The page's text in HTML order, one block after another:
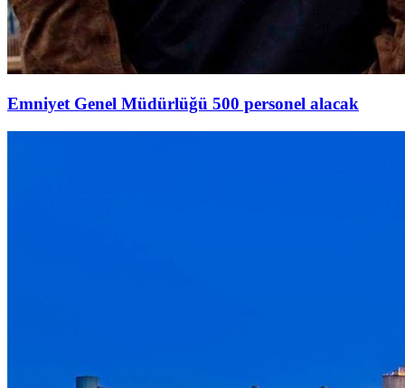
Emniyet Genel Müdürlüğü 500 personel alacak